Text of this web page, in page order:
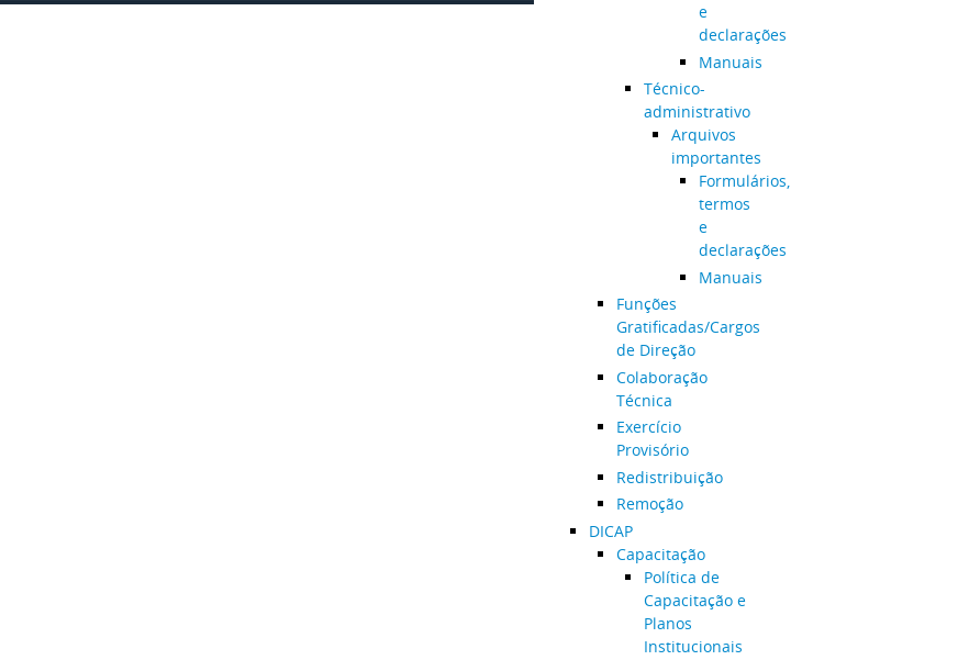
e
declarações
Manuais
Técnico-
administrativo
Arquivos
importantes
Formulários,
termos
e
declarações
Manuais
Funções
Gratificadas/Cargos
de Direção
Colaboração
Técnica
Exercício
Provisório
Redistribuição
Remoção
DICAP
Capacitação
Política de
Capacitação e
Planos
Institucionais